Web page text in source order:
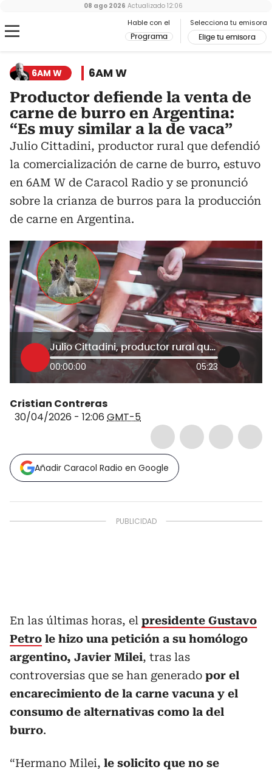
Hable con el
Programa
Selecciona tu emisora
Elige tu emisora
08 ago 2026 Actualizado 12:06
6AM W 6AM W
Productor defiende la venta de
carne de burro en Argentina:
“Es muy similar a la de vaca”
Julio Cittadini, productor rural que defendió
la comercialización de carne de burro, estuvo
en 6AM W de Caracol Radio y se pronunció
sobre la crianza de burros para la producción
de carne en Argentina.
Julio Cittadini, productor rural que defendió la comercialización de carne de burro.
00:00:00 05:23
Cristian Contreras
30/04/2026 - 12:06 GMT-5
Añadir Caracol Radio en Google
En las últimas horas, el presidente Gustavo
Petro le hizo una petición a su homólogo
argentino, Javier Milei, tras las
controversias que se han generado por el
encarecimiento de la carne vacuna y el
consumo de alternativas como la del
burro.
“Hermano Milei, le solicito que no se